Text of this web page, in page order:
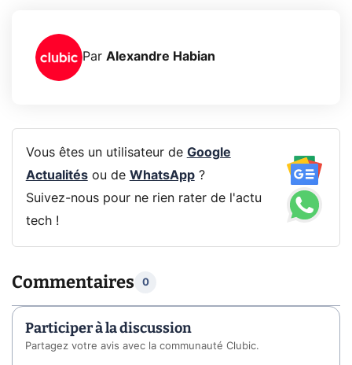
Par Alexandre Habian
Vous êtes un utilisateur de Google
Actualitésou de WhatsApp?
Suivez-nous pour ne rien rater de l'actu
tech !
Commentaires 0
Participer à la discussion
Partagez votre avis avec la communauté Clubic.